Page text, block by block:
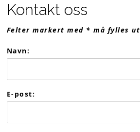
Kontakt oss
Felter markert med * må fylles ut
Navn:
E-post: